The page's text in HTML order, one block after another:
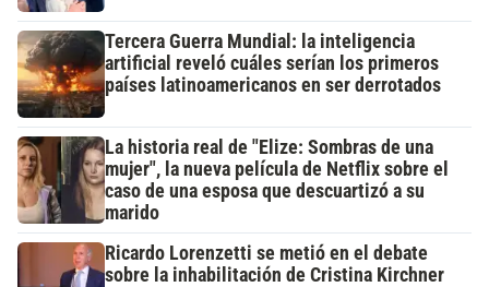
Tercera Guerra Mundial: la inteligencia
artificial reveló cuáles serían los primeros
países latinoamericanos en ser derrotados
La historia real de "Elize: Sombras de una
mujer", la nueva película de Netflix sobre el
caso de una esposa que descuartizó a su
marido
Ricardo Lorenzetti se metió en el debate
sobre la inhabilitación de Cristina Kirchner